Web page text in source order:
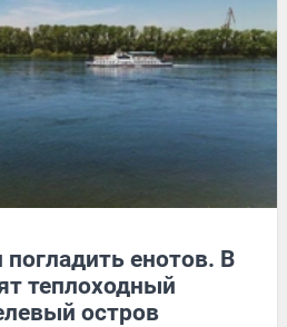
енотов. В
теплоходный
остров